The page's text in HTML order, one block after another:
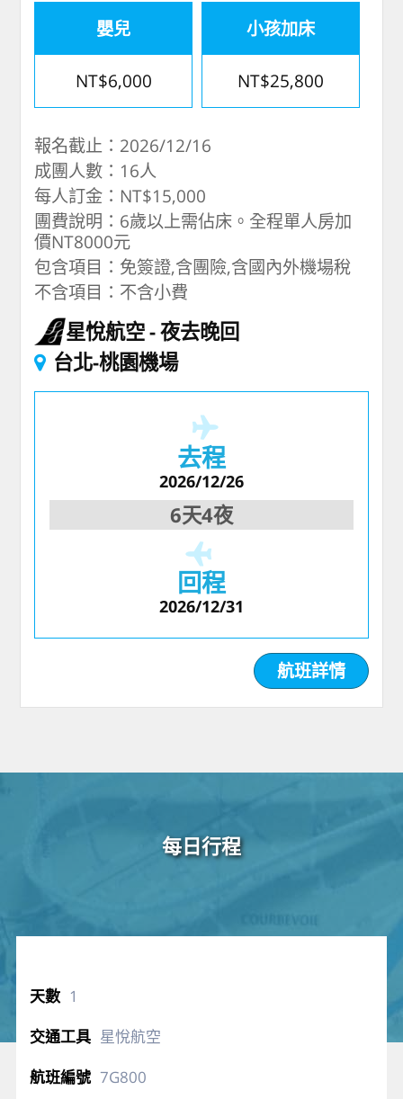
嬰兒
NT$6,000
小孩加床
NT$25,800
報名截止：2026/12/16
成團人數：16人
每人訂金：NT$15,000
團費說明：6歲以上需佔床。全程單人房加
價NT8000元
包含項目：免簽證,含團險,含國內外機場稅
不含項目：不含小費
星悅航空 夜去晚回
台北-桃園機場
去程
2026/12/26
6天4夜
回程
2026/12/31
航班詳情
每日行程
1
星悅航空
7G800